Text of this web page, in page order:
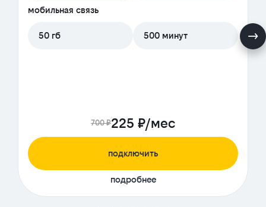
мобильная связь
50 гб 500 минут
700 ₽225 ₽/мес
подключить
подробнее